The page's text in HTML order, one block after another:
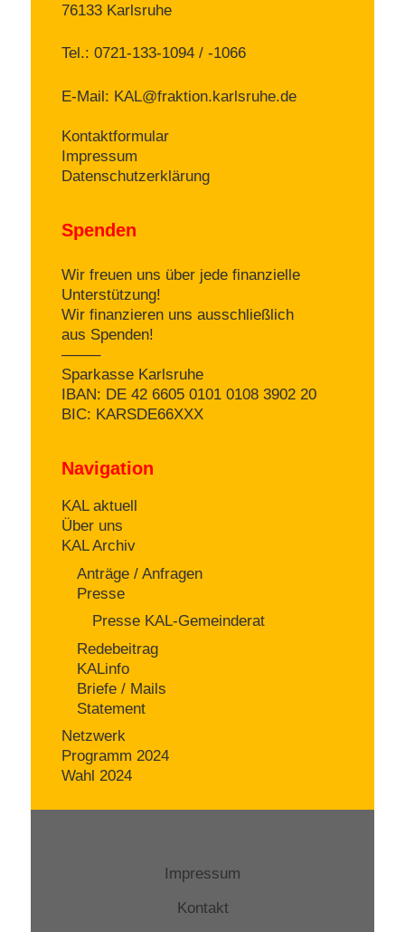
76133 Karlsruhe
Tel.: 0721-133-1094 / -1066
E-Mail: KAL@fraktion.karlsruhe.de
Kontaktformular
Impressum
Datenschutzerklärung
Spenden
Wir freuen uns über jede finanzielle
Unterstützung!
Wir finanzieren uns ausschließlich
aus Spenden!
——–
Sparkasse Karlsruhe
IBAN: DE 42 6605 0101 0108 3902 20
BIC: KARSDE66XXX
Navigation
KAL aktuell
Über uns
KAL Archiv
Anträge / Anfragen
Presse
Presse KAL-Gemeinderat
Redebeitrag
KALinfo
Briefe / Mails
Statement
Netzwerk
Programm 2024
Wahl 2024
Impressum
Kontakt